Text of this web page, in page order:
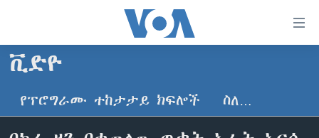
ማገናኛዎች
ዋናው
ይዘት
ዜና
ኢትዮጵያ
ኑሮ በጤንነት
ቪድዮ
የፕሮግራሙ ተከታታይ ክፍሎች ስለ…